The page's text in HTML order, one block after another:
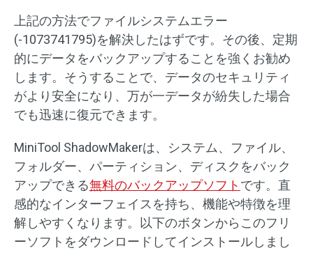
上記の方法でファイルシステムエラー
(-1073741795)を解決したはずです。その後、定期
的にデータをバックアップすることを強くお勧め
します。そうすることで、データのセキュリティ
がより安全になり、万が一データが紛失した場合
でも迅速に復元できます。
MiniTool ShadowMakerは、システム、ファイル、
フォルダー、パーティション、ディスクをバック
アップできる無料のバックアップソフト です。直
感的なインターフェイスを持ち、機能や特徴を理
解しやすくなります。以下のボタンからこのフリ
ーソフトをダウンロードしてインストールしまし